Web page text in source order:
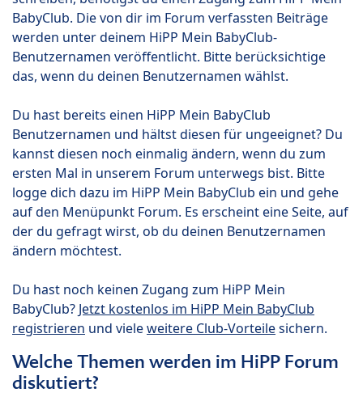
BabyClub. Die von dir im Forum verfassten Beiträge
werden unter deinem HiPP Mein BabyClub-
Benutzernamen veröffentlicht. Bitte berücksichtige
das, wenn du deinen Benutzernamen wählst.
Du hast bereits einen HiPP Mein BabyClub
Benutzernamen und hältst diesen für ungeeignet? Du
kannst diesen noch einmalig ändern, wenn du zum
ersten Mal in unserem Forum unterwegs bist. Bitte
logge dich dazu im HiPP Mein BabyClub ein und gehe
auf den Menüpunkt Forum. Es erscheint eine Seite, auf
der du gefragt wirst, ob du deinen Benutzernamen
ändern möchtest.
Du hast noch keinen Zugang zum HiPP Mein
BabyClub? Jetzt kostenlos im HiPP Mein BabyClub
registrieren und vieleweitere Club-Vorteilesichern.
Welche Themen werden im HiPP Forum
diskutiert?